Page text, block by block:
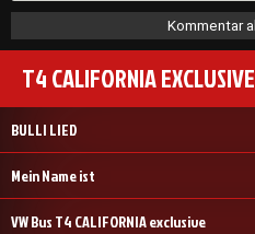
T4 CALIFORNIA EXCLUSIVE
BULLI LIED
Mein Name ist
VW Bus T4 CALIFORNIA exclusive